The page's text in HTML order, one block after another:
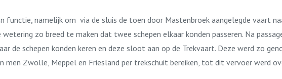
functie, namelijk om via de sluis de toen door Mastenbroek aangelegde vaart
zo breed te maken dat twee schepen elkaar konden passeren. Na
de schepen konden keren en deze sloot aan op de Trekvaart. Deze werd zo
men Zwolle, Meppel en Friesland per trekschuit bereiken, tot dit vervoer werd